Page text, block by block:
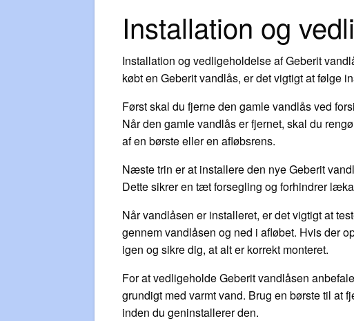
Installation og
Installation og vedligeholdelse af Geberit
købt en Geberit vandlås, er det vigtigt at følge
Først skal du fjerne den gamle vandlås ved
Når den gamle vandlås er fjernet, skal du
af en børste eller en afløbsrens.
Næste trin er at installere den nye Geberit
Dette sikrer en tæt forsegling og forhindrer
Når vandlåsen er installeret, er det vigtigt at
gennem vandlåsen og ned i afløbet. Hvis der
igen og sikre dig, at alt er korrekt monteret.
For at vedligeholde Geberit vandlåsen
grundigt med varmt vand. Brug en børste til at
inden du geninstallerer den.